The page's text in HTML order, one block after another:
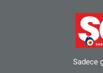
Sadece